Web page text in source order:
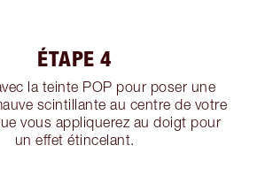
ÉTAPE 4
la teinte POP pour poser une
scintillante au centre de votre
vous appliquerez au doigt pour
un effet étincelant.